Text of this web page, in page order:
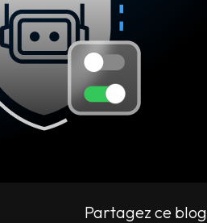
Partagez ce blog